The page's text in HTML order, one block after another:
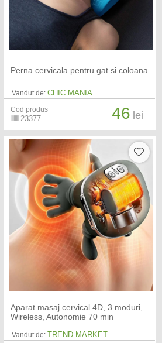
Perna cervicala pentru gat si coloana
Vandut de: CHIC MANIA
Cod produs
23377 46 lei
Aparat masaj cervical 4D, 3 moduri,
Wireless, Autonomie 70 min
Vandut de: TREND MARKET